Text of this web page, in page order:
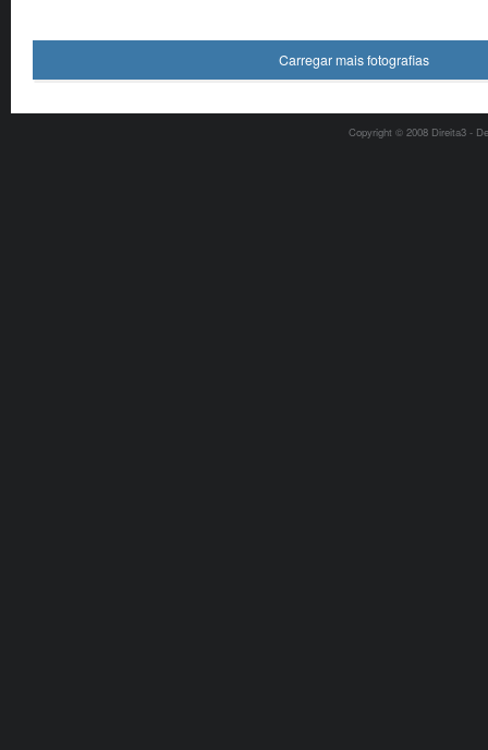
Carregar mais fotografias
Copyright © 2008 Direita3 -